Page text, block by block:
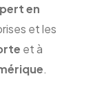
en
et les
et à
.